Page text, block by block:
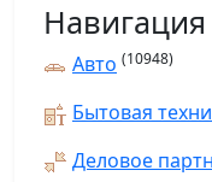
Авто (10948)
Бытовая
Деловое